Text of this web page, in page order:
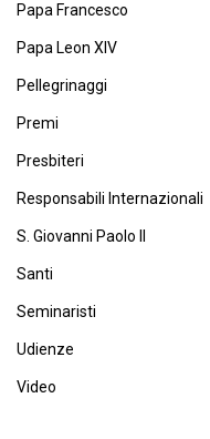
Papa Francesco
Papa Leon XIV
Pellegrinaggi
Premi
Presbiteri
Responsabili Internazionali
S. Giovanni Paolo II
Santi
Seminaristi
Udienze
Video